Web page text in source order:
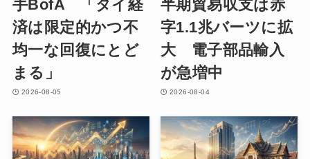
手BofA 「タイ経
済は限定的かつ不
均一な回復にとど
まる」
2026-08-05
半期貿易収支は赤
字1.1兆バーツに拡
大 電子部品輸入
が急増中
2026-08-04